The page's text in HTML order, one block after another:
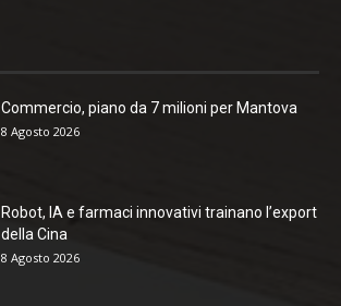
Commercio, piano da 7 milioni per Mantova
8 Agosto 2026
Robot, IA e farmaci innovativi trainano l’export
della Cina
8 Agosto 2026